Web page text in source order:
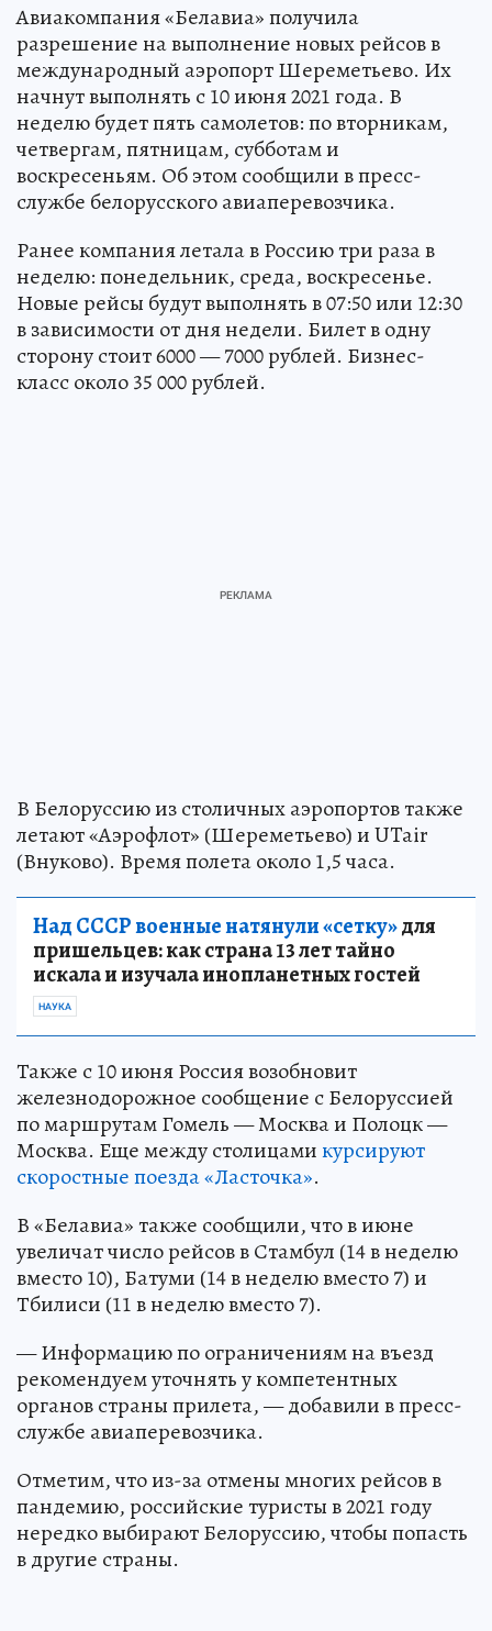
Авиакомпания «Белавиа» получила
разрешение на выполнение новых рейсов в
международный аэропорт Шереметьево. Их
начнут выполнять с 10 июня 2021 года. В
неделю будет пять самолетов: по вторникам,
четвергам, пятницам, субботам и
воскресеньям. Об этом сообщили в пресс-
службе белорусского авиаперевозчика.
Ранее компания летала в Россию три раза в
неделю: понедельник, среда, воскресенье.
Новые рейсы будут выполнять в 07:50 или 12:30
в зависимости от дня недели. Билет в одну
сторону стоит 6000 — 7000 рублей. Бизнес-
класс около 35 000 рублей.
В Белоруссию из столичных аэропортов также
летают «Аэрофлот» (Шереметьево) и UTair
(Внуково). Время полета около 1,5 часа.
Над СССР военные натянули «сетку»для
пришельцев: как страна 13 лет тайно
искала и изучала инопланетных гостей
НАУКА
Также с 10 июня Россия возобновит
железнодорожное сообщение с Белоруссией
по маршрутам Гомель — Москва и Полоцк —
Москва. Еще между столицамикурсируют
скоростные поезда «Ласточка».
В «Белавиа» также сообщили, что в июне
увеличат число рейсов в Стамбул (14 в неделю
вместо 10), Батуми (14 в неделю вместо 7) и
Тбилиси (11 в неделю вместо 7).
— Информацию по ограничениям на въезд
рекомендуем уточнять у компетентных
органов страны прилета, — добавили в пресс-
службе авиаперевозчика.
Отметим, что из-за отмены многих рейсов в
пандемию, российские туристы в 2021 году
нередко выбирают Белоруссию, чтобы попасть
в другие страны.